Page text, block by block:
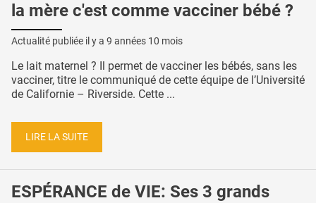
la mère c'est comme vacciner bébé ?
Actualité publiée il y a 9 années 10 mois
Le lait maternel ? Il permet de vacciner les bébés, sans les
vacciner, titre le communiqué de cette équipe de l’Université
de Californie – Riverside. Cette ...
LIRE LA SUITE
ESPÉRANCE de VIE: Ses 3 grands